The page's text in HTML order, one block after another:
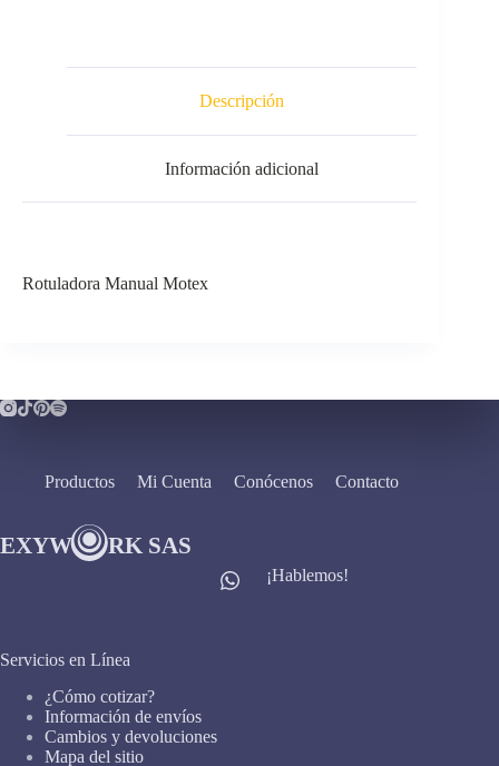
Descripción
Información adicional
Rotuladora Manual Motex
Productos Mi Cuenta Conócenos Contacto
¡Hablemos!
Servicios en Línea
¿Cómo cotizar?
Información de envíos
Cambios y devoluciones
Mapa del sitio